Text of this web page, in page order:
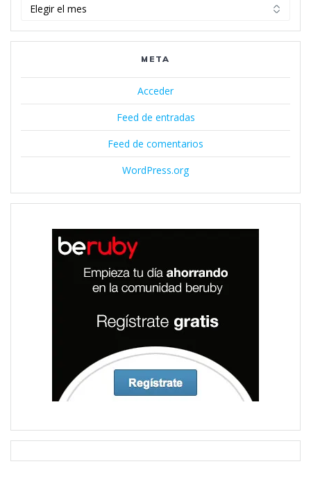
META
Acceder
Feed de entradas
Feed de comentarios
WordPress.org